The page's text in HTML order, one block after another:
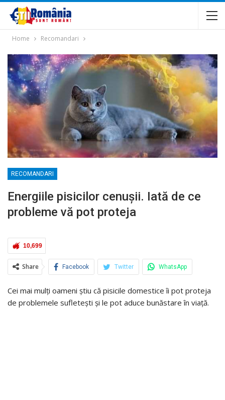
Home Recomandari
RECOMANDARI
Energiile pisicilor cenușii. Iată de ce
probleme vă pot proteja
10,699
Share Facebook Twitter WhatsApp
Cei mai mulți oameni știu că pisicile domestice îi pot proteja
de problemele sufletești și le pot aduce bunăstare în viață.